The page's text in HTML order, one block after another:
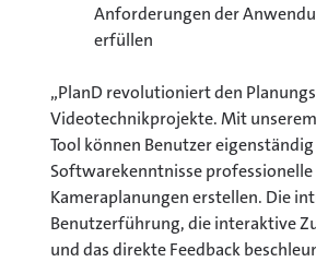
Anforderungen der
erfüllen
„PlanD revolutioniert den
Videotechnikprojekte. Mit
Tool können Benutzer
Softwarekenntnisse professionelle
Kameraplanungen erstellen. Die
Benutzerführung, die interaktive
und das direkte Feedback